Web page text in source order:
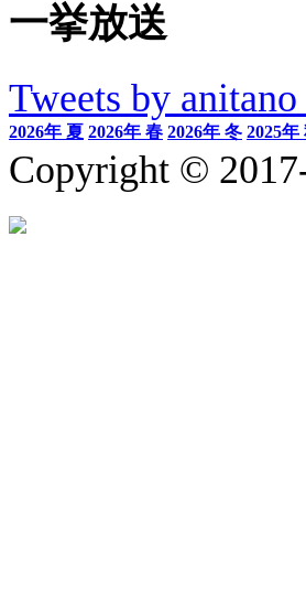
一挙放送
Tweets by
2026年 夏 2026年 春 2026年 冬 2025年
Copyright ©